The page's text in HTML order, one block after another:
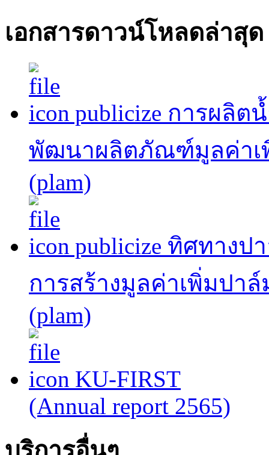
เอกสารดาวน์โหลดล่าสุด
publicize การผลิ
พัฒนาผลิตภัณฑ์มูลค่าเ
(plam)
publicize ทิศทาง
การสร้างมูลค่าเพิ่มปา
(plam)
KU-FIRST
(Annual report 2565)